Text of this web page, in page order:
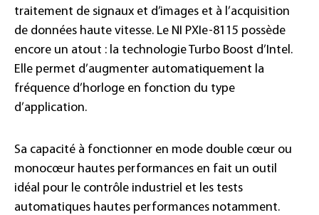
traitement de signaux et d’images et à l’acquisition
de données haute vitesse. Le NI PXIe-8115 possède
encore un atout : la technologie Turbo Boost d’Intel.
Elle permet d’augmenter automatiquement la
fréquence d’horloge en fonction du type
d’application.
Sa capacité à fonctionner en mode double cœur ou
monocœur hautes performances en fait un outil
idéal pour le contrôle industriel et les tests
automatiques hautes performances notamment.